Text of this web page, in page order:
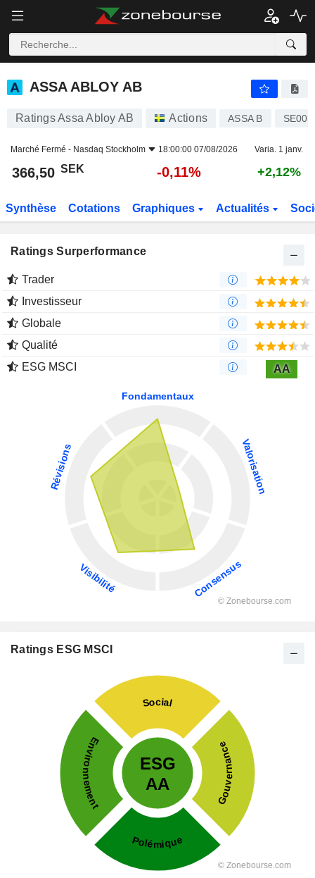
ASSA ABLOY AB
ASSA ABLOY AB
Ratings Assa Abloy AB Actions ASSA B
Marché Fermé - Nasdaq Stockholm 18:00:00 07/08/2026 Varia. 1 janv.
366,50 SEK -0,11% +2,12%
Synthèse Cotations Graphiques Actualités
Ratings Surperformance
Trader
Investisseur
Globale
Qualité
ESG MSCI
AA
Ratings ESG MSCI